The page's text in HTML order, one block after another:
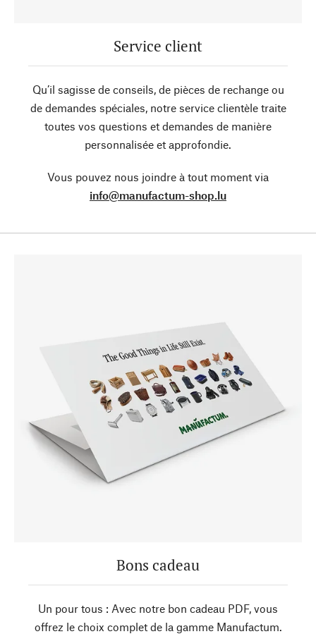
Service client
Qu’il sagisse de conseils, de pièces de rechange ou
de demandes spéciales, notre service clientèle traite
toutes vos questions et demandes de manière
personnalisée et approfondie.
Vous pouvez nous joindre à tout moment via
info@manufactum-shop.lu
Bons cadeau
Un pour tous : Avec notre bon cadeau PDF, vous
offrez le choix complet de la gamme Manufactum.